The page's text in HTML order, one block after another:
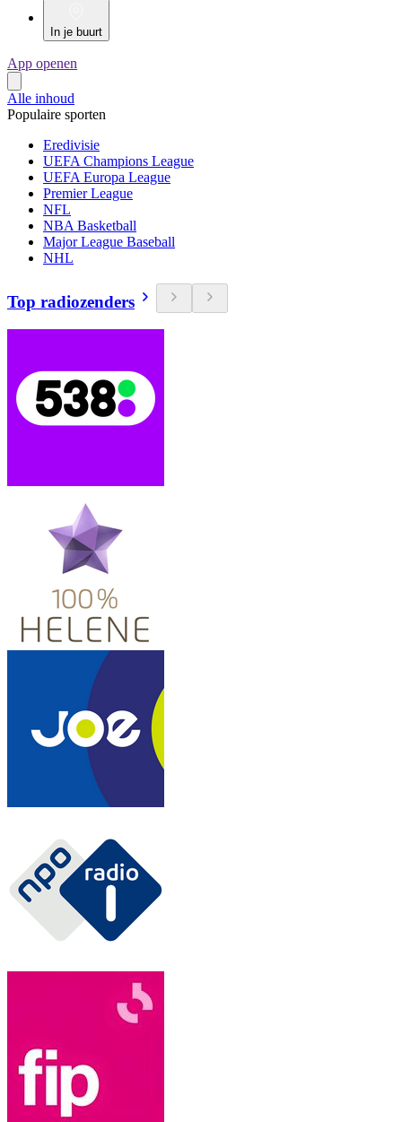
In je buurt
App openen
Alle inhoud
Populaire sporten
Eredivisie
UEFA Champions League
UEFA Europa League
Premier League
NFL
NBA Basketball
Major League Baseball
NHL
Top radiozenders